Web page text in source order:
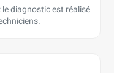
diagnostic est réalisé